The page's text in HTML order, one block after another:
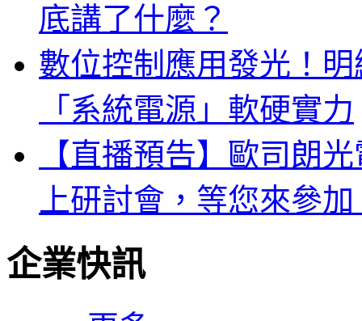
底講了什麼？
數位控制應用發光！
「系統電源」軟硬實力
【直播預告】歐司朗
上研討會，等您來參
企業快訊